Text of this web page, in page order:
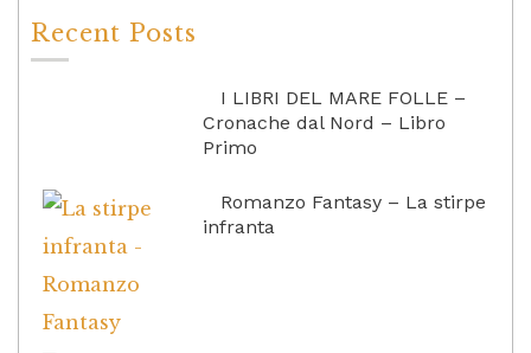
Recent Posts
I LIBRI DEL MARE FOLLE –
Cronache dal Nord – Libro
Primo
Romanzo Fantasy – La stirpe
infranta